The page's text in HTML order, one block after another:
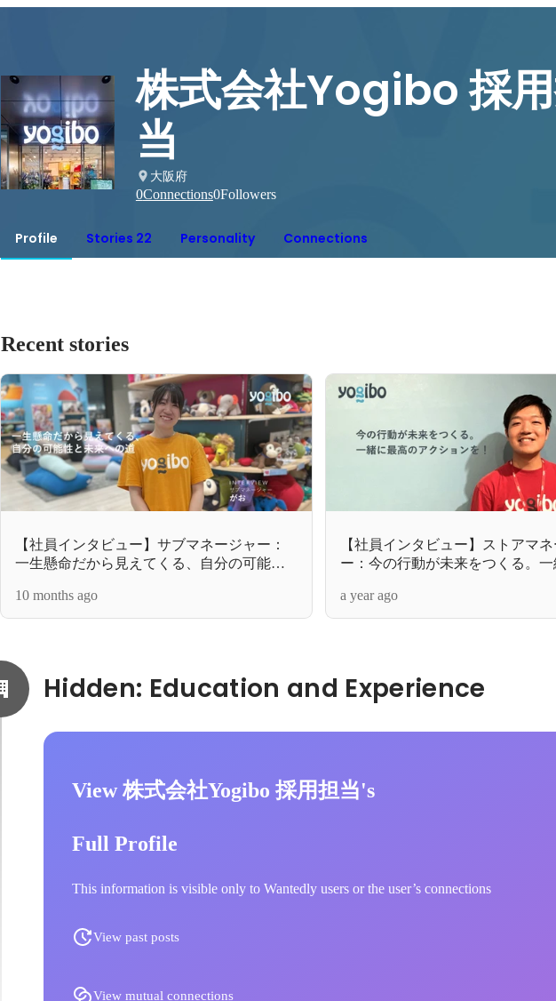
株式会社Yogibo 採
当
大阪府
0Connections0Followers
Profile Stories 22 Personality Connections
Recent stories
【社員インタビュー】サブマネージャー：
一生懸命だから見えてくる、自分の可能性
10 months ago
【社員インタビュー】ストアマ
ー：今の行動が未来をつくる。
a year ago
View 株式会社Yogibo 採用担当's
Full Profile
This information is visible only to Wantedly users or the user’s connections
View past posts
View mutual connections